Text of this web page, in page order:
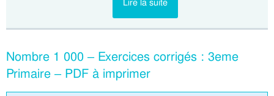
Nombre 1 000 – Exercices corrigés : 3eme
Primaire – PDF à imprimer